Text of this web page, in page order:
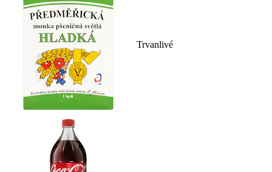
Trvanlivé